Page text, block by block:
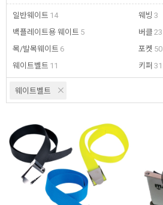
일반웨이트 14
백플레이트용 웨이트 5
목/발목웨이트 6
웨이트벨트 11
웨빙 3
버클 23
포켓 50
키퍼 31
웨이트벨트